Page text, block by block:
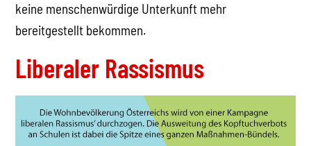
keine menschenwürdige Unterkunft mehr
bereitgestellt bekommen.
Liberaler Rassismus